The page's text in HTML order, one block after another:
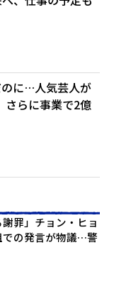
に…人気芸人が
さらに事業で2億
謝罪」チョン・ヒョ
での発言が物議…警